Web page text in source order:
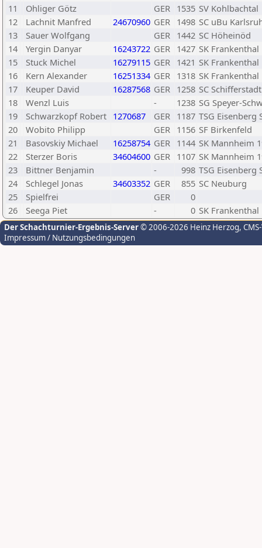
11
Ohliger Götz GER 1535 SV Kohlbachtal
12
Lachnit Manfred 24670960 GER 1498 SC uBu
13
Sauer Wolfgang GER 1442 SC Höheinöd
14
Yergin Danyar 16243722 GER 1427 SK Frankenthal
15
Stuck Michel 16279115 GER 1421 SK Frankenthal
16
Kern Alexander 16251334 GER 1318 SK Frankenthal
17
Keuper David 16287568 GER 1258 SC Schifferstadt
18
Wenzl Luis - 1238 SG Speyer-
19
Schwarzkopf Robert 1270687 GER 1187 TSG Eisenberg
20
Wobito Philipp GER 1156 SF Birkenfeld
21
Basovskiy Michael 16258754 GER 1144 SK Mannheim
22
Sterzer Boris 34604600 GER 1107 SK Mannheim
23
Bittner Benjamin - 998 TSG Eisenberg
24
Schlegel Jonas 34603352 GER 855 SC Neuburg
25
Spielfrei GER
0
26
Seega Piet - 0 SK Frankenthal
Der Schachturnier-Ergebnis-Server© 2006-2026 Heinz Herzog,
Impressum / Nutzungsbedingungen